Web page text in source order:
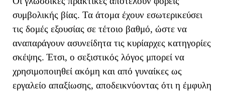
συμβολικής βίας. Τα άτομα έχουν εσωτερικεύσει
τις δομές εξουσίας σε τέτοιο βαθμό, ώστε να
αναπαράγουν ασυνείδητα τις κυρίαρχες κατηγορίες
σκέψης. Έτσι, ο σεξιστικός λόγος μπορεί να
χρησιμοποιηθεί ακόμη και από γυναίκες ως
εργαλείο απαξίωσης, αποδεικνύοντας ότι η έμφυλη